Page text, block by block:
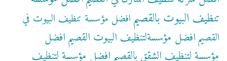
تنظيف البيوت بالقصيمافضل مؤسسة تنظيف البيوت في
القصيمافضل مؤسسةلتنظيف البيوت القصيمافضل
مؤسسة لتنظيف الشقق بالقصيمافضل مؤسسة لتنظيف